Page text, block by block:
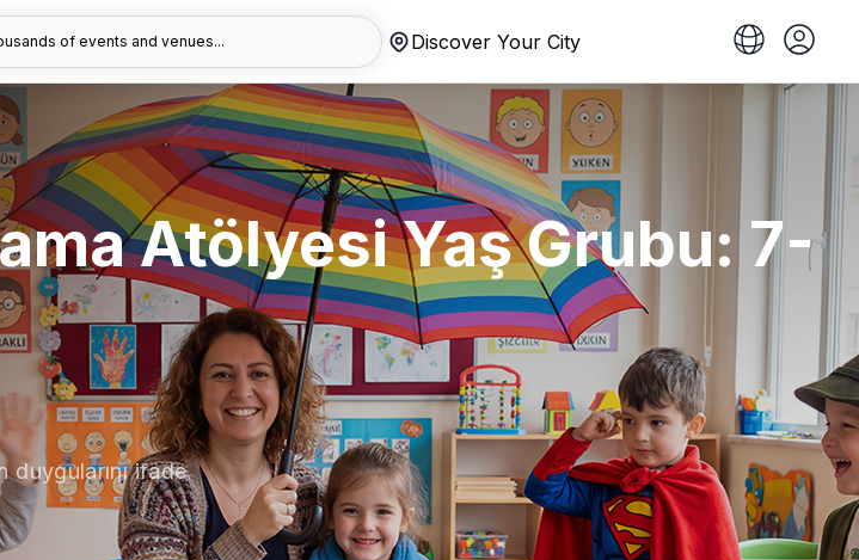
of events and venues... Discover Your City
Atölyesi Yaş Grubu: 7-
duygularını ifade